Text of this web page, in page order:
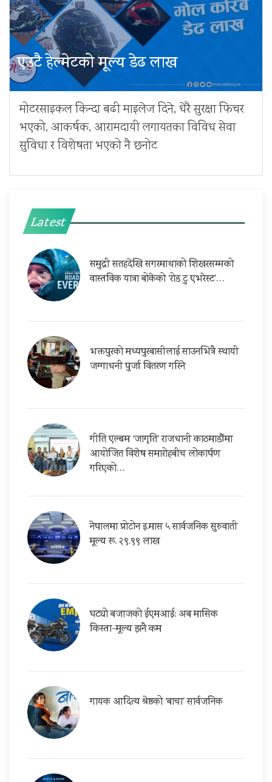
एउटै हेल्मेटको मूल्य डेढ लाख
मोटरसाइकल किन्दा बढी माइलेज दिने, धेरै सुरक्षा फिचर
भएको, आकर्षक, आरामदायी लगायतका विविध सेवा
सुविधा र विशेषता भएको नै छनोट
Latest
समुद्री सतहदेखि सगरमाथाको शिखरसम्मको
वास्तविक यात्रा बोकेको ‘रोड टु एभरेस्ट’…
भक्तपुरको मध्यपुरबासीलाई साउनभित्रै स्थायी
जग्गाधनी पुर्जा वितरण गरिने
गीति एल्बम ‘जागृति’ राजधानी काठमाडौंमा
आयोजित विशेष समारोहबीच लोकार्पण
गरिएको…
नेपालमा प्रोटोन इ.मास ५ सार्वजनिक सुरुवाती
मूल्य रू. २९.९९ लाख
घट्यो बजाजको ईएमआई: अब मासिक
किस्ता-मूल्य झनै कम
गायक आदित्य श्रेष्ठको ‘बाचा’ सार्वजनिक